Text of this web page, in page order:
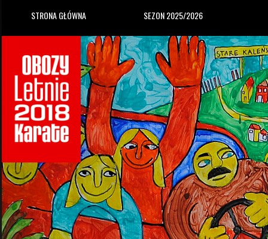
STRONA GŁÓWNA SEZON 2025/2026